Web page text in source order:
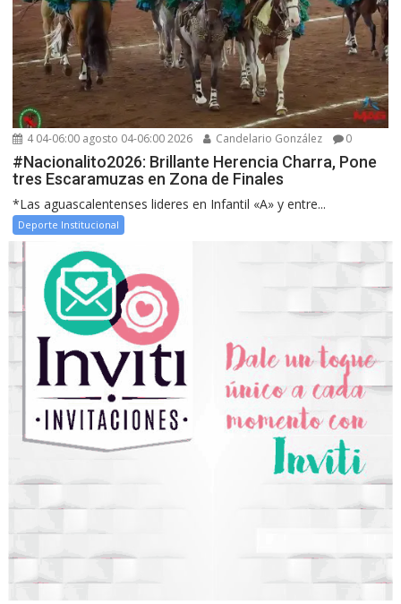
4 04-06:00 agosto 04-06:00 2026 Candelario González 0
#Nacionalito2026: Brillante Herencia Charra, Pone
tres Escaramuzas en Zona de Finales
*Las aguascalentenses lideres en Infantil «A» y entre...
Deporte Institucional